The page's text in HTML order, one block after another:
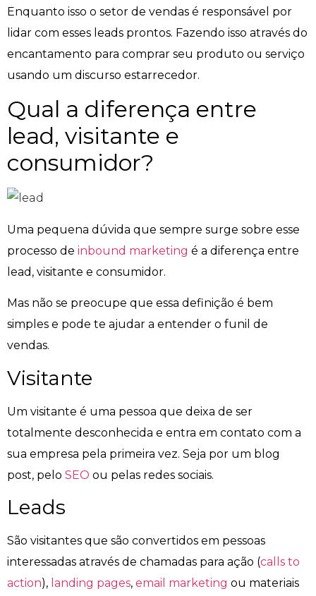
Enquanto isso o setor de vendas é responsável por
lidar com esses leads prontos. Fazendo isso através do
encantamento para comprar seu produto ou serviço
usando um discurso estarrecedor.
Qual a diferença entre
lead, visitante e
consumidor?
Uma pequena dúvida que sempre surge sobre esse
processo de inbound marketing é a diferença entre
lead, visitante e consumidor.
Mas não se preocupe que essa definição é bem
simples e pode te ajudar a entender o funil de
vendas.
Visitante
Um visitante é uma pessoa que deixa de ser
totalmente desconhecida e entra em contato com a
sua empresa pela primeira vez. Seja por um blog
post, pelo SEO ou pelas redes sociais.
Leads
São visitantes que são convertidos em pessoas
interessadas através de chamadas para ação (calls to
action), landing pages, email marketing ou materiais